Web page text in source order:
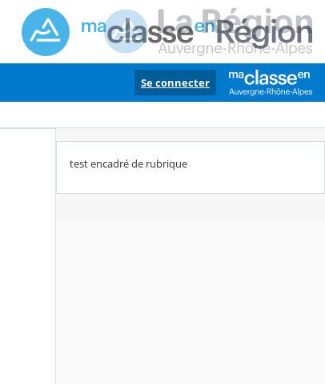
Se connecter
test encadré de rubrique